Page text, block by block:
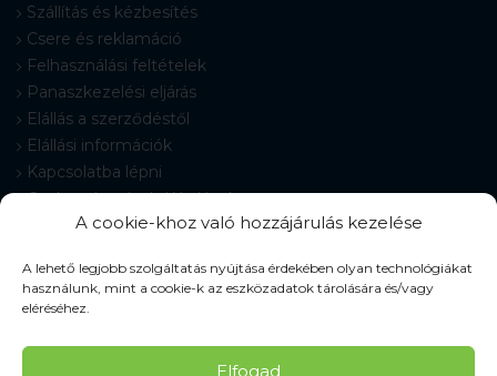
A cookie-khoz való hozzájárulás kezelése
A lehető legjobb szolgáltatás nyújtása érdekében olyan technológiákat
használunk, mint a cookie-k az eszközadatok tárolására és/vagy
eléréséhez.
Elfogad
Szállítás és kézbesítés
Csere és reklamáció
Felhasználási feltételek
Panaszkezelési eljárás
Elállás a szerződéstől
Elállási információk
Kapcsolatba lépni
Gyakran Ismételt Kérdések
Cookie-beállítások
© 2026 Pracovné odevy ZIKO s. r. o., minden jog fenntartva.